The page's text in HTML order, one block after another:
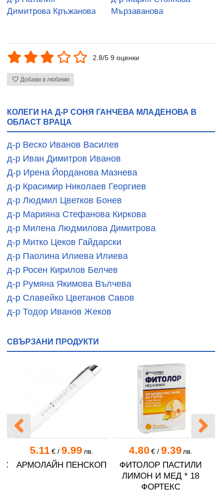
Димитрова Кръжанова
Мързаванова
2.8/5 9 оценки
Добави в любими
КОЛЕГИ НА Д-Р СОНЯ ГАНЧЕВА МЛАДЕНОВА В
ОБЛАСТ ВРАЦА
д-р Веско Иванов Василев
д-р Иван Димитров Иванов
Д-р Ирена Йорданова Мазнева
д-р Красимир Николаев Георгиев
д-р Людмил Цветков Бонев
д-р Марияна Стефанова Киркова
д-р Милена Людмилова Димитрова
д-р Митко Цеков Гайдарски
д-р Паолина Илиева Илиева
д-р Росен Кирилов Белчев
д-р Румяна Якимова Вълчева
д-р Славейко Цветанов Савов
д-р Тодор Иванов Жеков
СВЪРЗАНИ ПРОДУКТИ
5.11€ / 9.99 лв.
АРМОЛАЙН ПЕНСКОП
4.80 €/ 9.39 лв.
ФИТОЛОР ПАСТИЛИ
ЛИМОН И МЕД * 18
ФОРТЕКС